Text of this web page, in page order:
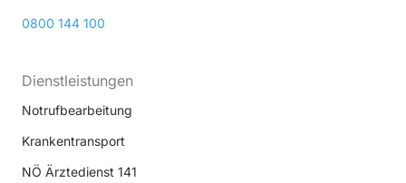
0800 144 100
Dienstleistungen
Notrufbearbeitung
Krankentransport
NÖ Ärztedienst 141